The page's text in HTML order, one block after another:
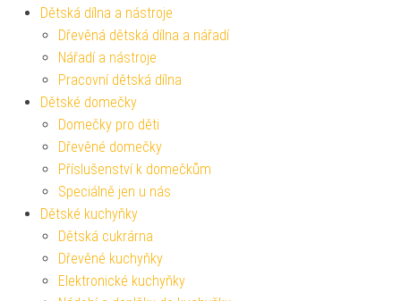
Dětská dílna a nástroje
Dřevěná dětská dílna a nářadí
Nářadí a nástroje
Pracovní dětská dílna
Dětské domečky
Domečky pro děti
Dřevěné domečky
Příslušenství k domečkům
Speciálně jen u nás
Dětské kuchyňky
Dětská cukrárna
Dřevěné kuchyňky
Elektronické kuchyňky